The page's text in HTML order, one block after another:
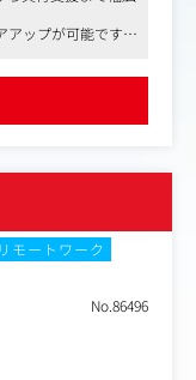
ロデューサー一
現場での緊急対
る人材を採用
率等のKPIを日
、プロデューサ
アップが可能です
モートワーク
No.86496